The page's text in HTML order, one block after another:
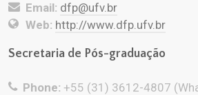
Email: dfp@ufv.br
Web: http://www.dfp.ufv.br
Secretaria de Pós-graduação
Phone: +55 (31) 3612-4807